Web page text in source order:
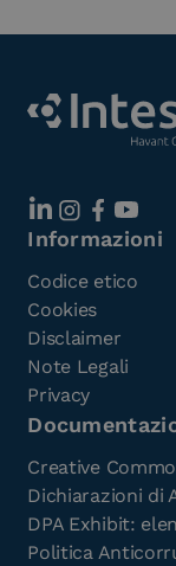
Informazioni
Codice etico
Cookies
Disclaimer
Note Legali
Privacy
Creative
Dichiarazioni di
DPA Exhibit:
Politica